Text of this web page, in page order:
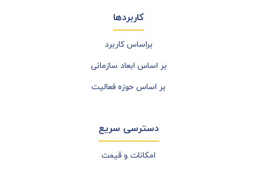
کاربردها
براساس کاربرد
بر اساس ابعاد سازمانی
بر اساس حوزه فعالیت
دسترسی سریع
امکانات و قیمت